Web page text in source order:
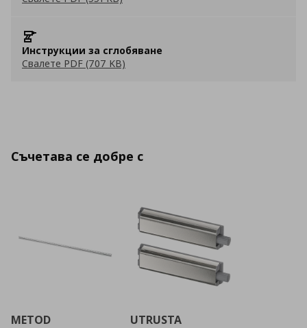
Инструкции за сглобяване
Свалете PDF (707 KB)
Съчетава се добре с
METOD
UTRUSTA